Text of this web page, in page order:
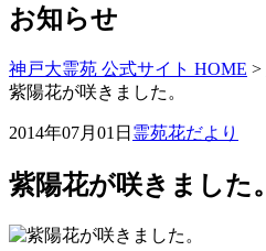
お知らせ
神戸大霊苑 公式サイト HOME >
紫陽花が咲きました。
2014年07月01日 霊苑花だより
紫陽花が咲きました。